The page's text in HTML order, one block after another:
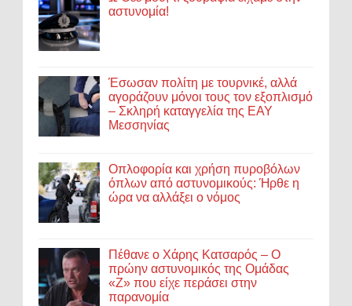
αστυνομία!
Έσωσαν πολίτη με τουρνικέ, αλλά
αγοράζουν μόνοι τους τον εξοπλισμό
– Σκληρή καταγγελία της ΕΑΥ
Μεσσηνίας
Οπλοφορία και χρήση πυροβόλων
όπλων από αστυνομικούς: Ήρθε η
ώρα να αλλάξει ο νόμος
Πέθανε ο Χάρης Κατσαρός – Ο
πρώην αστυνομικός της Ομάδας
«Ζ» που είχε περάσει στην
παρανομία